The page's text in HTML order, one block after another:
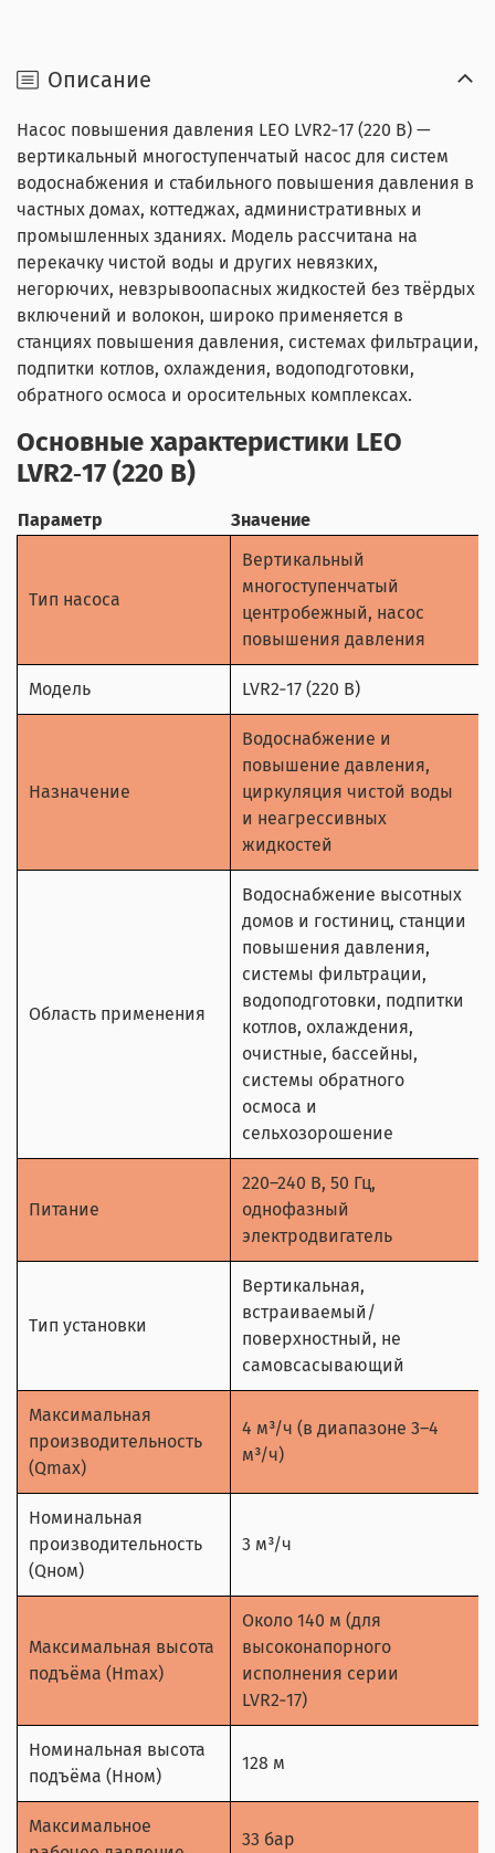
Описание
Насос повышения давления LEO LVR2‑17 (220 В) —
вертикальный многоступенчатый насос для систем
водоснабжения и стабильного повышения давления в
частных домах, коттеджах, административных и
промышленных зданиях. Модель рассчитана на
перекачку чистой воды и других невязких,
негорючих, невзрывоопасных жидкостей без твёрдых
включений и волокон, широко применяется в
станциях повышения давления, системах фильтрации,
подпитки котлов, охлаждения, водоподготовки,
обратного осмоса и оросительных комплексах.
Основные характеристики LEO
LVR2‑17 (220 В)
Параметр Значение
Тип насоса
Вертикальный
многоступенчатый
центробежный, насос
повышения давления
Модель LVR2‑17 (220 В)
Назначение
Водоснабжение и
повышение давления,
циркуляция чистой воды
и неагрессивных
жидкостей
Область применения
Водоснабжение высотных
домов и гостиниц, станции
повышения давления,
системы фильтрации,
водоподготовки, подпитки
котлов, охлаждения,
очистные, бассейны,
системы обратного
осмоса и
сельхозорошение
Питание
220–240 В, 50 Гц,
однофазный
электродвигатель
Тип установки
Вертикальная,
встраиваемый/
поверхностный, не
самовсасывающий
Максимальная
производительность
(Qmax)
4 м³/ч (в диапазоне 3–4
м³/ч)
Номинальная
производительность
(Qном)
3 м³/ч
Максимальная высота
подъёма (Hmax)
Около 140 м (для
высоконапорного
исполнения серии
LVR2‑17)
Номинальная высота
подъёма (Hном)
128 м
Максимальное
33 бар